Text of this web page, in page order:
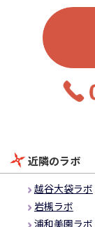
近隣のラボ
越谷大袋ラボ
岩槻ラボ
浦和美園ラボ